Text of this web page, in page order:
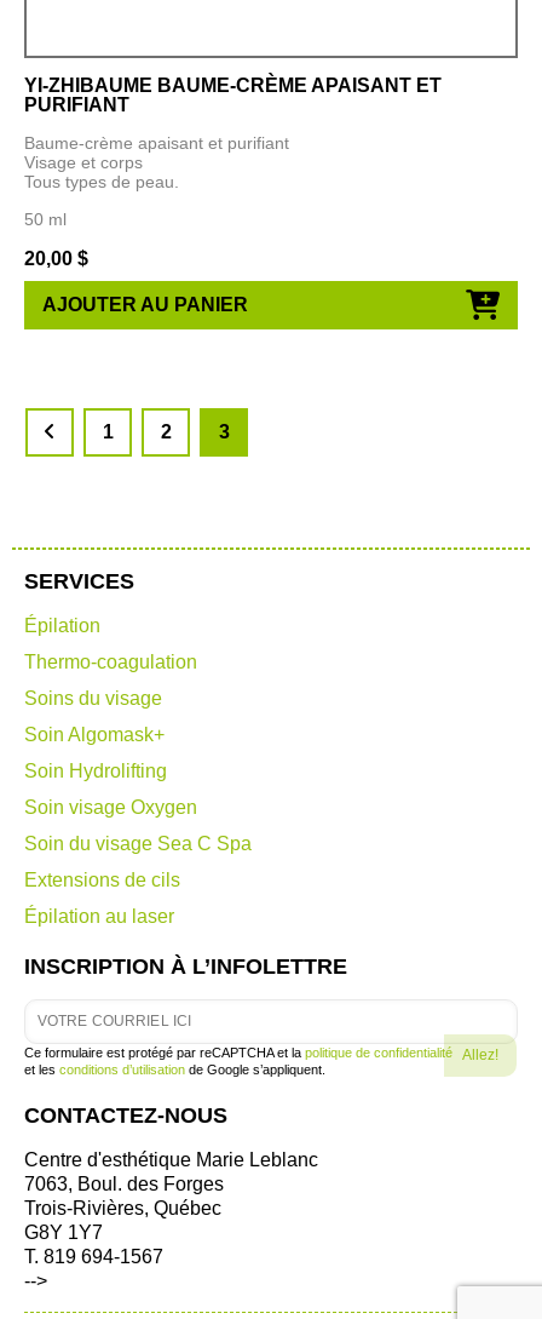
YI-ZHIBAUME BAUME-CRÈME APAISANT ET
PURIFIANT
Baume-crème apaisant et purifiant
Visage et corps
Tous types de peau.
50 ml
20,00 $
AJOUTER AU PANIER
1 2 3
SERVICES
Épilation
Thermo-coagulation
Soins du visage
Soin Algomask+
Soin Hydrolifting
Soin visage Oxygen
Soin du visage Sea C Spa
Extensions de cils
Épilation au laser
INSCRIPTION À L’INFOLETTRE
Ce formulaire est protégé par reCAPTCHA et la politique de confidentialité
et les conditions d’utilisation de Google s’appliquent.
CONTACTEZ-NOUS
Centre d'esthétique Marie Leblanc
7063, Boul. des Forges
Trois-Rivières, Québec
G8Y 1Y7
T. 819 694-1567
-->